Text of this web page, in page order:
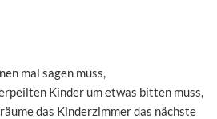
mal sagen muss,
Kinder um etwas bitten muss,
das Kinderzimmer das nächste